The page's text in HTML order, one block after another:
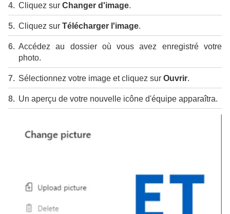
Cliquez sur Changer d'image.
Cliquez sur Télécharger l'image.
Accédez au dossier où vous avez enregistré votre
photo.
Sélectionnez votre image et cliquez sur Ouvrir.
Un aperçu de votre nouvelle icône d'équipe apparaîtra.